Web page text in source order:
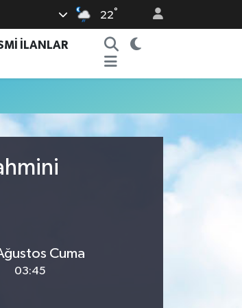
22°
İLANLAR
Cuma
03:45